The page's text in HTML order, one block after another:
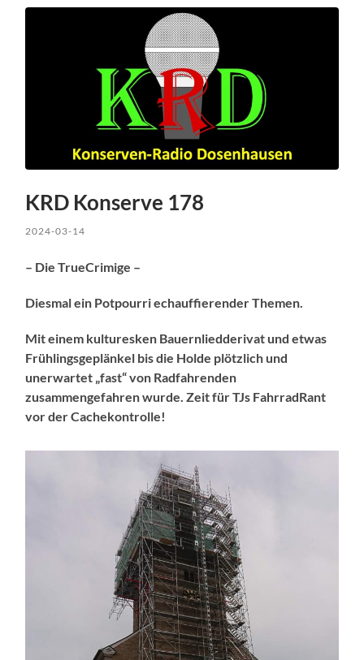
KRD Konserve 178
2024-03-14
– Die TrueCrimige –
Diesmal ein Potpourri echauffierender Themen.
Mit einem kulturesken Bauernliedderivat und etwas
Frühlingsgeplänkel bis die Holde plötzlich und
unerwartet „fast“ von Radfahrenden
zusammengefahren wurde. Zeit für TJs FahrradRant
vor der Cachekontrolle!